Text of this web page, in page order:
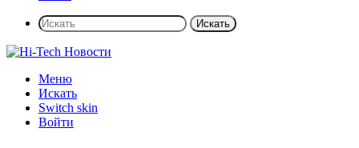
Искать
Меню
Искать
Switch skin
Войти